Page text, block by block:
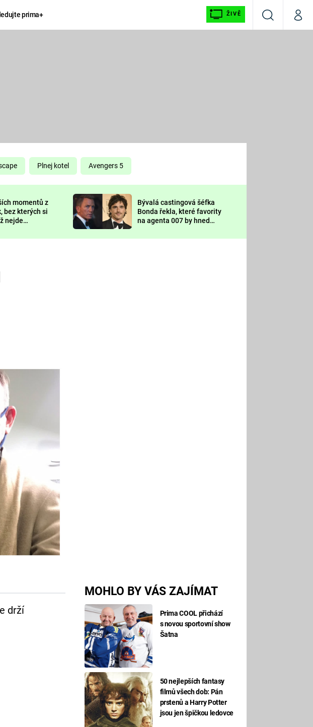
prima+ ŽIVĚ
VyhledáváníMůj
KOMEDIE
CHUCK
NORRIS
DEADPOOL
Prima LAJK
Sledujte nás
Plnej kotel Avengers 5
momentů z
bez kterých si
nejde
Bývalá castingová šéfka
Bonda řekla, které favority
na agenta 007 by hned
MOHLO BY VÁS ZAJÍMAT
Prima COOL přichází
s novou sportovní show
Šatna
50 nejlepších fantasy
filmů všech dob: Pán
prstenů a Harry Potter
jsou jen špičkou ledovce
drží